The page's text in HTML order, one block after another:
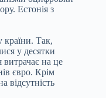
Естонія з
країни. Так,
у десятки
витрачає на це
євро. Крім
відсутність